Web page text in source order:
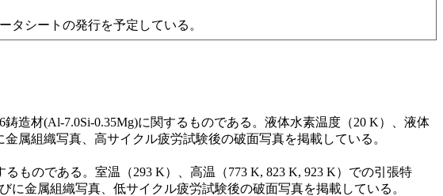
シートの発行を予定している。
造材(Al-7.0Si-0.35Mg)に関するものである。液体水素温度（20 K）、液体
属組織写真、高サイクル疲労試験後の破面写真を掲載している。
ものである。室温（293 K）、高温（773 K, 823 K, 923 K）での引張特
金属組織写真、低サイクル疲労試験後の破面写真を掲載している。